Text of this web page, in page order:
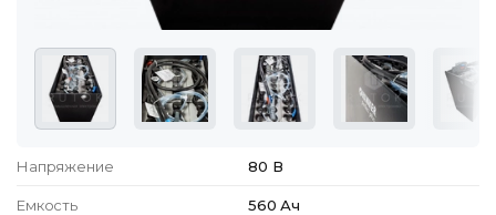
Напряжение 80 В
Емкость 560 Ач